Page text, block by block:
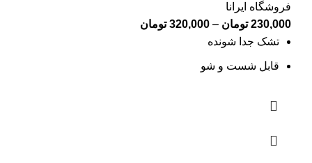
فروشگاه ایرانا
230,000 تومان –
320,000 تومان
تشک جدا شونده
قابل شست و شو